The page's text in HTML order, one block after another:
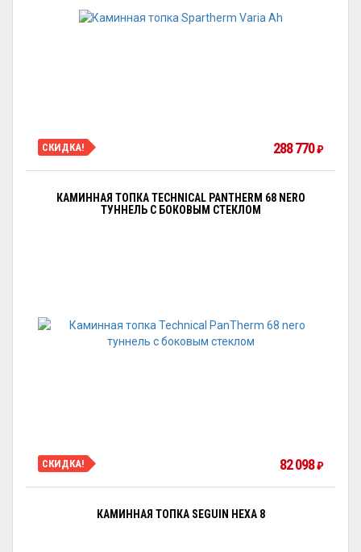
СКИДКА! 288 770₽
КАМИННАЯ ТОПКА TECHNICAL PANTHERM 68 NERO
ТУННЕЛЬ С БОКОВЫМ СТЕКЛОМ
СКИДКА! 82 098₽
КАМИННАЯ ТОПКА SEGUIN HEXA 8